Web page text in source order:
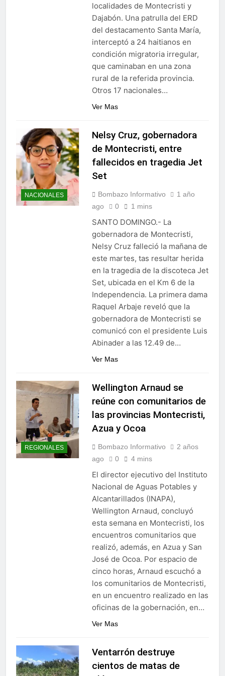
Juegos de Azar
Metro de SD amplía
horario por Juegos
Centroamericanos
4 Días Ago
localidades de Montecristi y
Dajabón. Una patrulla del ERD
del destacamento Santa María,
interceptó a 24 haitianos en
condición migratoria irregular,
que caminaban en una zona
rural de la referida provincia.
Otros 17 nacionales…
Ver Mas
NACIONALES
Nelsy Cruz, gobernadora
de Montecristi, entre
fallecidos en tragedia Jet
Set
Bombazo Informativo
1 año
ago
0 1 mins
SANTO DOMINGO.- La
gobernadora de Montecristi,
Nelsy Cruz falleció la mañana de
este martes, tas resultar herida
en la tragedia de la discoteca Jet
Set, ubicada en el Km 6 de la
Independencia. La primera dama
Raquel Arbaje reveló que la
gobernadora de Montecristi se
comunicó con el presidente Luis
Abinader a las 12.49 de…
Ver Mas
REGIONALES
Wellington Arnaud se
reúne con comunitarios de
las provincias Montecristi,
Azua y Ocoa
Bombazo Informativo
2 años
ago
0 4 mins
El director ejecutivo del Instituto
Nacional de Aguas Potables y
Alcantarillados (INAPA),
Wellington Arnaud, concluyó
esta semana en Montecristi, los
encuentros comunitarios que
realizó, además, en Azua y San
José de Ocoa. Por espacio de
cinco horas, Arnaud escuchó a
los comunitarios de Montecristi,
en un encuentro realizado en las
oficinas de la gobernación, en…
Ver Mas
Ventarrón destruye
cientos de matas de